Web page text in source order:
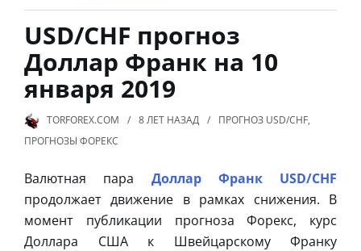
USD/CHF прогноз
Доллар Франк на 10
января 2019
TORFOREX.COM 8 ЛЕТ НАЗАД ПРОГНОЗ USD/CHF,
ПРОГНОЗЫ ФОРЕКС
Валютная пара Доллар Франк USD/CHF
продолжает движение в рамках снижения. В
момент публикации прогноза Форекс, курс
Доллара США к Швейцарскому Франку